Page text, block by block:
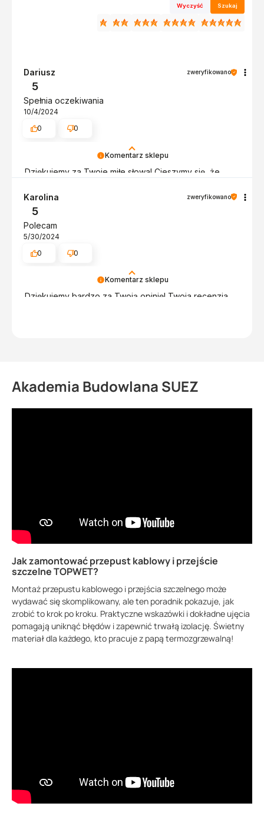
Wyczyść Szukaj
Komentarz sklepu
Dziękujemy za Twoje miłe słowa! Cieszymy się, że
zadowolenie jest dla nas najważniejsze. Pozdrawiamy,
obsługa sklepu.
Dariusz zweryfikowano
5
Spełnia oczekiwania
10/4/2024
0
0
Komentarz sklepu
Dziękujemy bardzo za Twoją opinię! Twoja recenzja
Karolina zweryfikowano
5
Polecam
5/30/2024
0
0
Akademia Budowlana SUEZ
Jak zamontować przepust kablowy i przejście
szczelne TOPWET?
Montaż przepustu kablowego i przejścia szczelnego może
wydawać się skomplikowany, ale ten poradnik pokazuje, jak
zrobić to krok po kroku. Praktyczne wskazówki i dokładne ujęcia
pomagają uniknąć błędów i zapewnić trwałą izolację. Świetny
materiał dla każdego, kto pracuje z papą termozgrzewalną!